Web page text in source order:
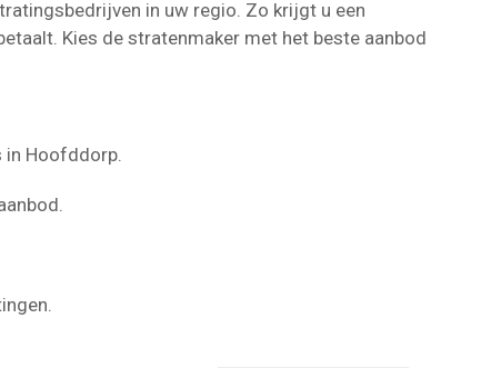
in uw regio. Zo krijgt u een
Kies de stratenmaker met het beste aanbod
in Hoofddorp.